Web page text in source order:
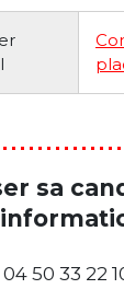
sa
04 50 33 22